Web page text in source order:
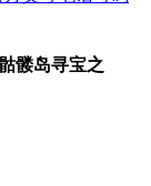
髅岛寻宝之